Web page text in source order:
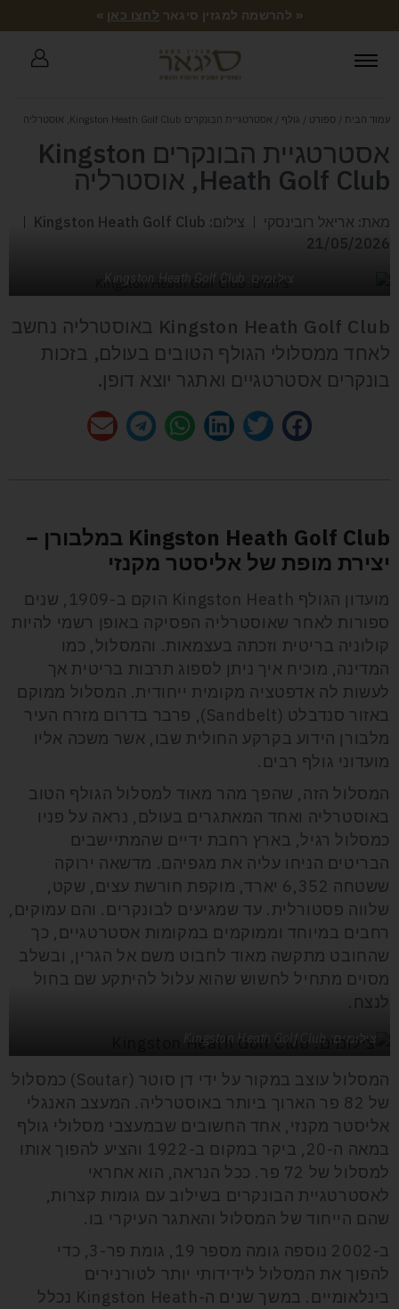
« להרשמה למגזין סיגאר לחצו כאן »
עמוד הבית / ספורט / גולף / אסטרטגיית הבונקרים Kingston Heath Golf Club, אוסטרליה
אסטרטגיית הבונקרים Kingston
Heath Golf Club, אוסטרליה
מאת: אריאל רובינסקי
צילום: Kingston Heath Golf Club
21/05/2026
צילומים: Kingston Heath Golf Club
Kingston Heath Golf Club באוסטרליה נחשב
לאחד ממסלולי הגולף הטובים בעולם, בזכות
בונקרים אסטרטגיים ואתגר יוצא דופן.
Kingston Heath Golf Club במלבורן –
יצירת מופת של אליסטר מקנזי
מועדון הגולף Kingston Heath הוקם ב-1909, שנים
ספורות לאחר שאוסטרליה הפסיקה באופן רשמי להיות
קולוניה בריטית וזכתה בעצמאות. והמסלול, כמו
המדינה, מוכיח איך ניתן לספוג תרבות בריטית אך
לעשות לה אדפטציה מקומית ייחודית. המסלול ממוקם
באזור סנדבלט (Sandbelt), פרבר בדרום מזרח העיר
מלבורן הידוע בקרקע החולית שבו, אשר משכה אליו
מועדוני גולף רבים.
המסלול הזה, שהפך מהר מאוד למסלול הגולף הטוב
באוסטרליה ואחד המאתגרים בעולם, נראה על פניו
כמסלול רגיל, בארץ רחבת ידיים שהמתיישבים
הבריטים הניחו עליה את מגפיהם. מדשאה ירוקה
ששטחה 6,352 יארד, מוקפת חורשת עצים, שקט,
שלווה פסטורלית. עד שמגיעים לבונקרים. והם עמוקים,
רחבים במיוחד וממוקמים במקומות אסטרטגיים, כך
שהחובט מתקשה מאוד לחבוט משם אל הגרין, ובשלב
מסוים מתחיל לחשוש שהוא עלול להיתקע שם בחול
לנצח.
צילומים: Kingston Heath Golf Club
המסלול עוצב במקור על ידי דן סוטר (Soutar) כמסלול
של 82 פר הארוך ביותר באוסטרליה. המעצב האנגלי
אליסטר מקנזי, אחד החשובים שבמעצבי מסלולי גולף
במאה ה-20, ביקר במקום ב-1922 והציע להפוך אותו
למסלול של 72 פר. ככל הנראה, הוא אחראי
לאסטרטגיית הבונקרים בשילוב עם גומות קצרות,
שהם הייחוד של המסלול והאתגר העיקרי בו.
ב-2002 נוספה גומה מספר 19, גומת פר-3, כדי
להפוך את המסלול לידידותי יותר לטורנירים
בינלאומיים. במשך שנים ה-Kingston Heath נכלל